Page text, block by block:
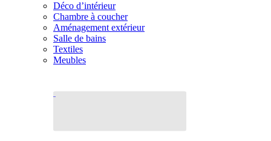
Déco d’intérieur
Chambre à coucher
Aménagement extérieur
Salle de bains
Textiles
Meubles